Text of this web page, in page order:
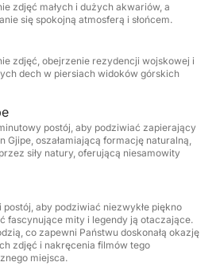
jest starannie zaplanowana, aby
snurkowanie i relaks w
z niezapomnianymi
Bay, Secret Cave, Dove’s Cave
maski do snorkelingu i
czemu możesz po prostu
zabawy.
ekskluzywnych momentów
Jaskini Piratów,
naturalnych komnat, aby
koloru i atmosfery z wody.
która zmienia linię
zdjęć małych i dużych akwariów, a
się spokojną atmosferą i słońcem.
zdjęć, obejrzenie rezydencji wojskowej i
dech w piersiach widoków górskich
postój, aby podziwiać zapierający
Gjipe, oszałamiającą formację naturalną,
siły natury, oferującą niesamowity
aby podziwiać niezwykłe piękno
fascynujące mity i legendy ją otaczające.
co zapewni Państwu doskonałą okazję
zdjęć i nakręcenia filmów tego
miejsca.